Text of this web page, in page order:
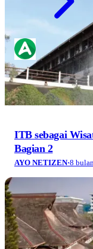
ITB sebagai
Bagian 2
AYO NETIZEN·8